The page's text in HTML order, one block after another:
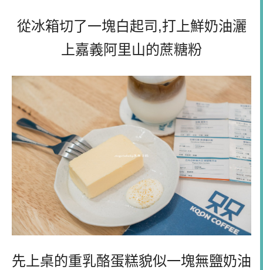
從冰箱切了一塊白起司,打上鮮奶油灑
上嘉義阿里山的蔗糖粉
先上桌的重乳酪蛋糕貌似一塊無鹽奶油